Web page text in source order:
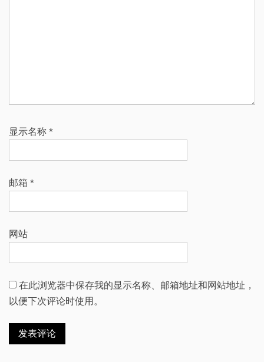
显示名称 *
邮箱 *
网站
在此浏览器中保存我的显示名称、邮箱地址和网站地址，
以便下次评论时使用。